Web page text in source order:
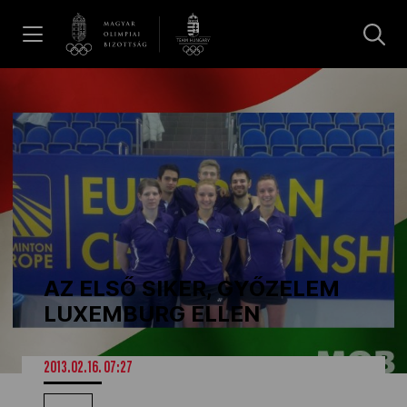
Galéria
Dakar 2026
Los Angeles 2028
MOB
AZ ELSŐ SIKER, GYŐZELEM
LUXEMBURG ELLEN
2013.02.16. 07:27